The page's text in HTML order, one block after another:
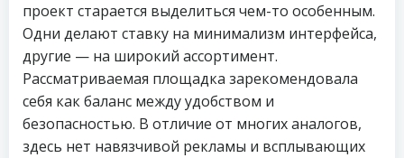
проект старается выделиться чем-то особенным.
Одни делают ставку на минимализм интерфейса,
другие — на широкий ассортимент.
Рассматриваемая площадка зарекомендовала
себя как баланс между удобством и
безопасностью. В отличие от многих аналогов,
здесь нет навязчивой рекламы и всплывающих